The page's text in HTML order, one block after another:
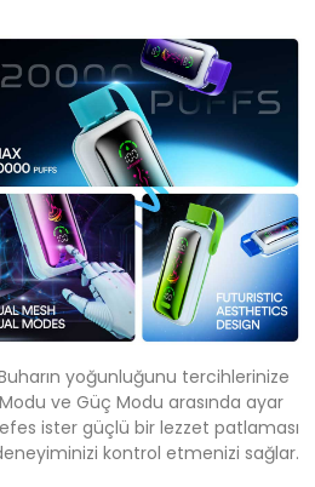
yoğunluğunu tercihlerinize
ve Güç Modu arasında ayar
ister güçlü bir lezzet patlaması
kontrol etmenizi sağlar.